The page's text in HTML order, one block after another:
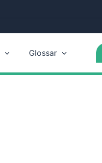
Glossar